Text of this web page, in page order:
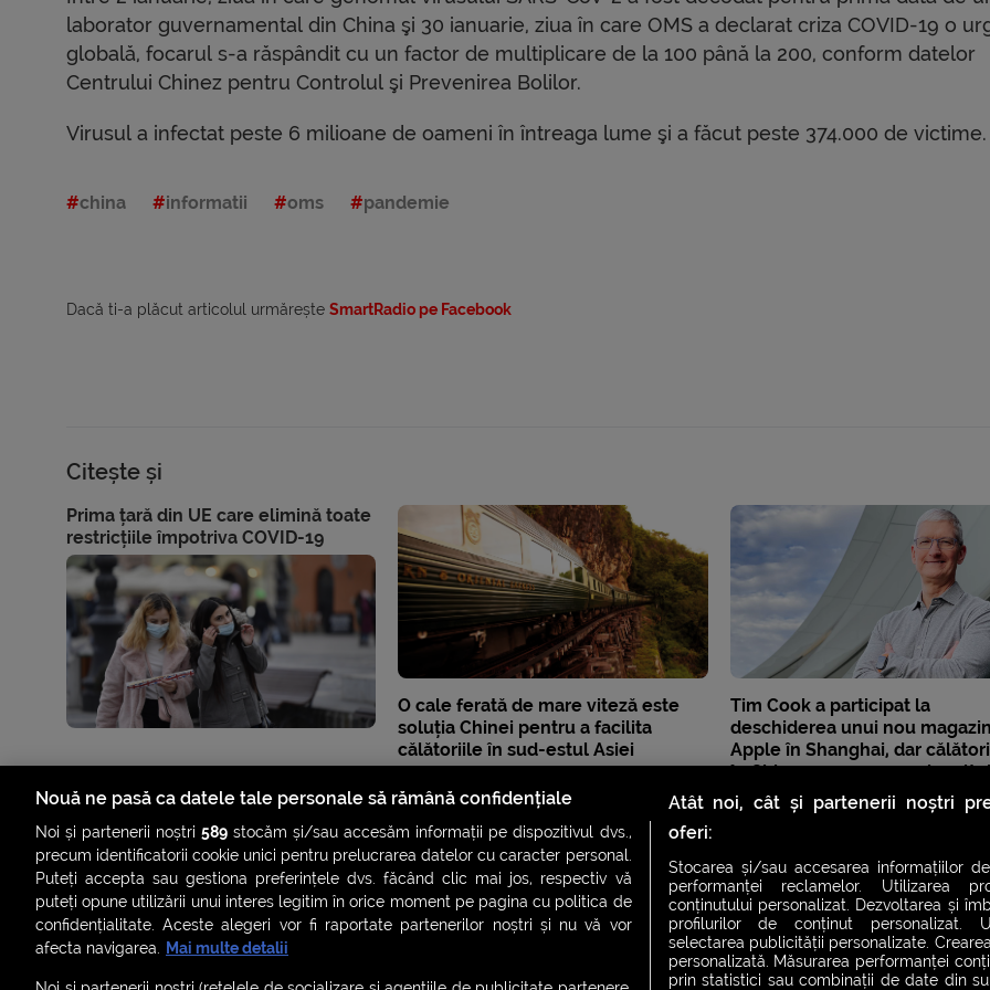
laborator guvernamental din China şi 30 ianuarie, ziua în care OMS a declarat criza COVID-19 o
globală, focarul s-a răspândit cu un factor de multiplicare de la 100 până la 200, conform datelor
Centrului Chinez pentru Controlul şi Prevenirea Bolilor.
Virusul a infectat peste 6 milioane de oameni în întreaga lume şi a făcut peste 374.000 de victime.
china informatii oms pandemie
Dacă ti-a plăcut articolul urmărește SmartRadio pe Facebook
Citește și
Prima țară din UE care elimină toate
restricțiile împotriva COVID-19
O cale ferată de mare viteză este
soluția Chinei pentru a facilita
călătoriile în sud-estul Asiei
Tim Cook a participat la
deschiderea unui nou magazin
Apple în Shanghai, dar
în China presupune mai mult
atât
Nouă ne pasă ca datele tale personale să rămână confidențiale
Noi și partenerii noștri589 stocăm și/sau accesăm informații pe dispozitivul dvs.,
precum identificatorii cookie unici pentru prelucrarea datelor cu caracter personal.
Puteți accepta sau gestiona preferințele dvs. făcând clic mai jos, respectiv vă
puteți opune utilizării unui interes legitim în orice moment pe pagina cu politica de
confidențialitate. Aceste alegeri vor fi raportate partenerilor noștri și nu vă vor
afecta navigarea. Mai multe detalii
Atât noi, cât și partenerii noștri
oferi:
Stocarea și/sau accesarea informațiilor
performanței reclamelor. Utilizarea
conținutului personalizat. Dezvoltarea și
profilurilor de conținut personalizat.
selectarea publicității personalizate.
personalizată. Măsurarea performanței
prin statistici sau combinații de date din